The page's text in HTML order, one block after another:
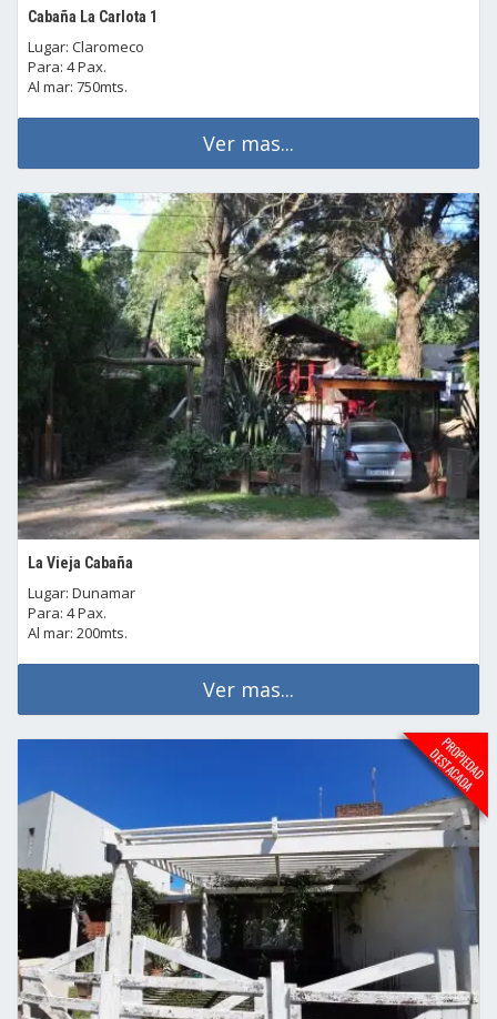
Cabaña La Carlota 1
Lugar: Claromeco
Para: 4 Pax.
Al mar: 750mts.
Ver mas...
La Vieja Cabaña
Lugar: Dunamar
Para: 4 Pax.
Al mar: 200mts.
Ver mas...